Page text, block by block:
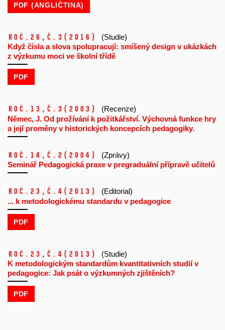
PDF (ANGLIČTINA)
Roč.26, č.3 (2016)
(Studie)
Když čísla a slova spolupracují: smíšený design v ukázkách
z výzkumu moci ve školní třídě
PDF
Roč.13, č.3 (2003)
(Recenze)
Němec, J. Od prožívání k požitkářství. Výchovná funkce hry
a její proměny v historických koncepcích pedagogiky.
Roč.14, č.2 (2004)
(Zprávy)
Seminář Pedagogická praxe v pregraduální přípravě učitelů
Roč.23, č.4 (2013)
(Editorial)
... k metodologickému standardu v pedagogice
PDF
Roč.23, č.4 (2013)
(Studie)
K metodologickým standardům kvantitativních studií v
pedagogice: Jak psát o výzkumných zjištěních?
PDF